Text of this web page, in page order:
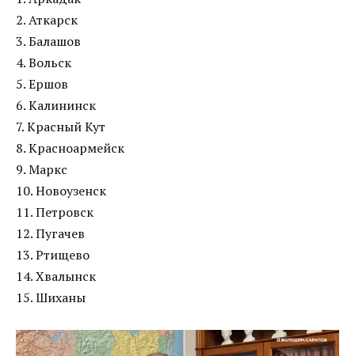
2. Аткарск
3. Балашов
4. Вольск
5. Ершов
6. Калининск
7. Красный Кут
8. Красноармейск
9. Маркс
10. Новоузенск
11. Петровск
12. Пугачев
13. Ртищево
14. Хвалынск
15. Шиханы
Видеоплеер